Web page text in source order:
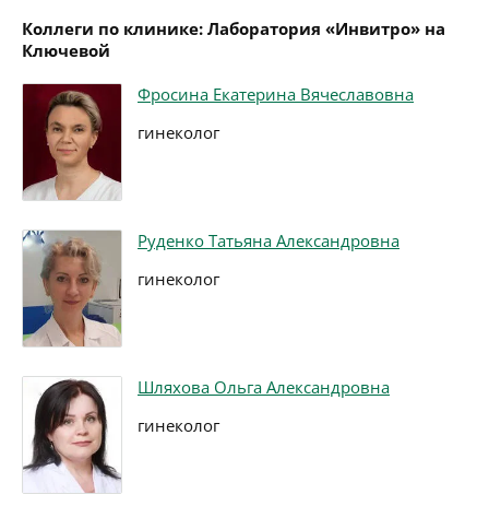
Коллеги по клинике: Лаборатория «Инвитро» на
Ключевой
Фросина Екатерина Вячеславовна
гинеколог
Руденко Татьяна Александровна
гинеколог
Шляхова Ольга Александровна
гинеколог